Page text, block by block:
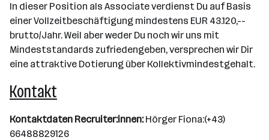
In dieser Position als Associate verdienst Du auf Basis
einer Vollzeitbeschäftigung mindestens EUR 43.120,--
brutto/Jahr. Weil aber weder Du noch wir uns mit
Mindeststandards zufriedengeben, versprechen wir Dir
eine attraktive Dotierung über Kollektivmindestgehalt.
Kontakt
Kontaktdaten Recruiter:innen:Hörger Fiona:(+43)
66488829126